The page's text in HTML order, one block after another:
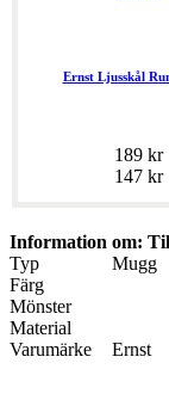
Ernst Ljusskål
189 kr
147 kr
Information om:
Typ
Mugg
Färg
Mönster
Material
Varumärke
Ernst